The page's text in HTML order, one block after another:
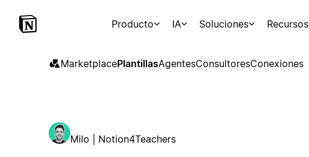
Producto IA Soluciones Recursos
MarketplacePlantillasAgentesConsultoresConexiones
Milo | Notion4Teachers